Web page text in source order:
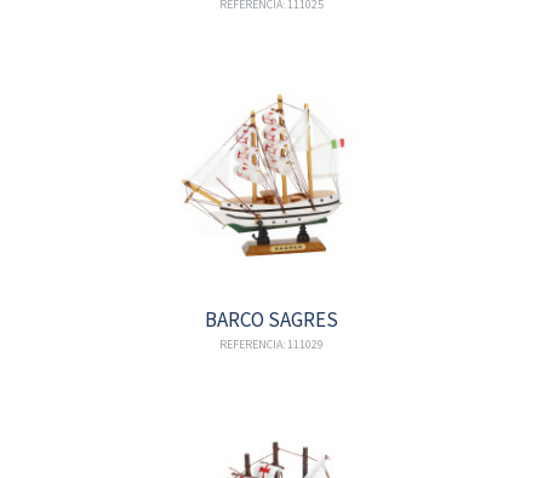
REFERENCIA: 111025
BARCO SAGRES
REFERENCIA: 111029